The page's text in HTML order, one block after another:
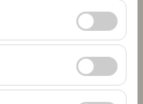
die
Funktionen
werden.
zu analysieren, wie
Diese Daten
der Website zu
Ihnen auf Ihre